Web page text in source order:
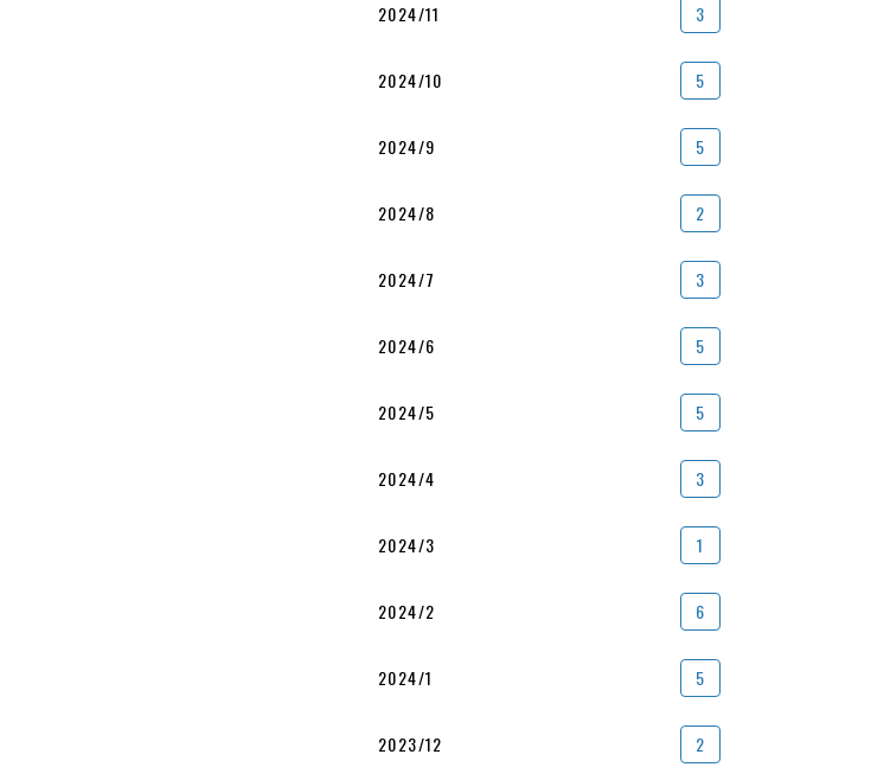
2024/11 3
2024/10 5
2024/9 5
2024/8 2
2024/7 3
2024/6 5
2024/5 5
2024/4 3
2024/3 1
2024/2 6
2024/1 5
2023/12 2